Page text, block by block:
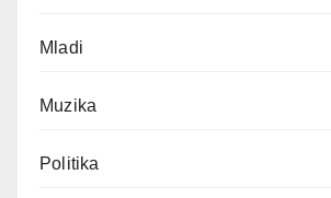
Mladi
Muzika
Politika